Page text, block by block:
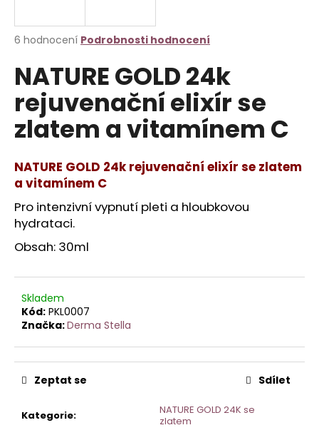
Průměrné
produktu
je
5
hvězdiček.
6 hodnocení Podrobnosti hodnocení
NATURE GOLD 24k
rejuvenační elixír se
zlatem a vitamínem C
NATURE GOLD 24k rejuvenační elixír se zlatem
a vitamínem C
Pro intenzivní vypnutí pleti a hloubkovou
hydrataci.
Obsah: 30ml
Skladem
Kód: PKL0007
Značka:Derma Stella
Kategorie:
NATURE GOLD 24K se
zlatem
Zeptat se Sdílet
j
t
?
HLEDAT
D
o
o
u
č
j
e
m